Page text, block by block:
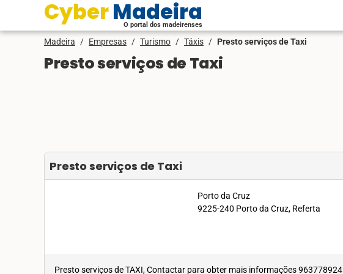
Cyber Madeira
O portal dos madeirenses
Madeira / Empresas / Turismo / Táxis / Presto serviços de Taxi
Presto serviços de Taxi
Presto serviços de Taxi
Porto da Cruz
9225-240 Porto da Cruz, Referta
Presto serviços de TAXI, Contactar para obter mais informações 963778924